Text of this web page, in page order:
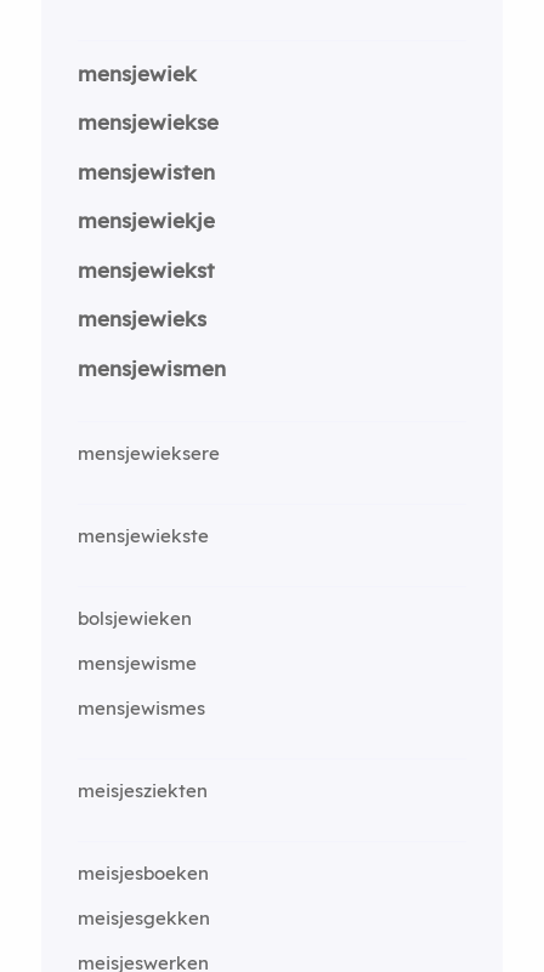
mensjewiek
mensjewiekse
mensjewisten
mensjewiekje
mensjewiekst
mensjewieks
mensjewismen
mensjewieksere
mensjewiekste
bolsjewieken
mensjewisme
mensjewismes
meisjesziekten
meisjesboeken
meisjesgekken
meisjeswerken